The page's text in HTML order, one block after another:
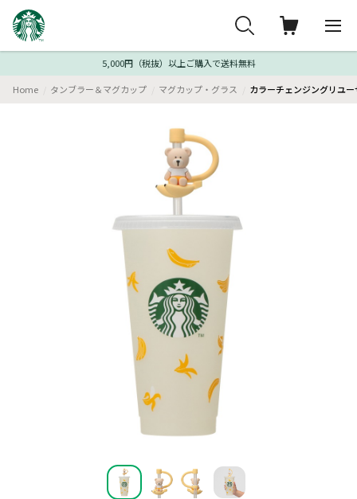
5,000円（税抜）以上ご購入で送料無料
Home タンブラー＆マグカップ マグカップ・グラス カラーチェンジングリユ